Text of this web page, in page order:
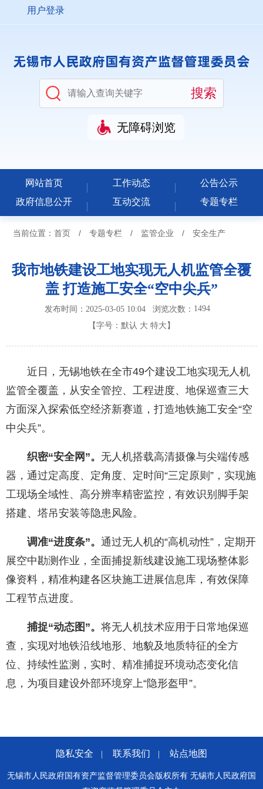
用户登录
无障碍浏览
网站首页 工作动态
公告公示
政府信息公开
互动交流 专题专栏
当前位置： 首页 / 专题专栏 / 监管企业 / 安全生产
我市地铁建设工地实现无人机监管全覆
盖 打造施工安全“空中尖兵”
发布时间：2025-03-05 10:04浏览次数： 1494
【字号： 默认 大 特大 】
近日，无锡地铁在全市49个建设工地实现无人机
监管全覆盖，从安全管控、工程进度、地保巡查三大
方面深入探索低空经济新赛道，打造地铁施工安全“空
中尖兵”。
织密“安全网”。 无人机搭载高清摄像与尖端传感
器，通过定高度、定角度、定时间“三定原则”，实现施
工现场全域性、高分辨率精密监控，有效识别脚手架
搭建、塔吊安装等隐患风险。
调准“进度条”。 通过无人机的“高机动性”，定期开
展空中勘测作业，全面捕捉新线建设施工现场整体影
像资料，精准构建各区块施工进展信息库，有效保障
工程节点进度。
捕捉“动态图”。 将无人机技术应用于日常地保巡
查，实现对地铁沿线地形、地貌及地质特征的全方
位、持续性监测，实时、精准捕捉环境动态变化信
息，为项目建设外部环境穿上“隐形盔甲”。
隐私安全 联系我们 站点地图
无锡市人民政府国有资产监督管理委员会版权所有 无锡市人民政府国